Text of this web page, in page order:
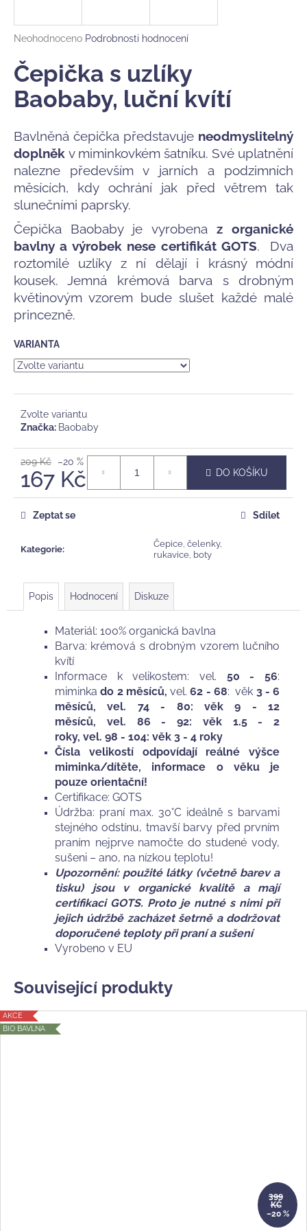
Průměrné
produktu
je
0,0
hvězdiček.
Neohodnoceno Podrobnosti hodnocení
Čepička s uzlíky
Baobaby, luční kvítí
Bavlněná čepička představuje neodmyslitelný
doplněk v miminkovkém šatníku. Své uplatnění
nalezne především v jarních a podzimních
měsících, kdy ochrání jak před větrem tak
slunečními paprsky.
Čepička Baobaby je vyrobena z organické
bavlny a výrobek nese certifikát GOTS. Dva
roztomilé uzlíky z ní dělají i krásný módní
kousek. Jemná krémová barva s drobným
květinovým vzorem bude slušet každé malé
princezně.
VARIANTA
Zvolte variantu
Značka: Baobaby
209 Kč –20 %
167 Kč
Měrná
cena:
DO KOŠÍKU
Kategorie:
Čepice, čelenky,
rukavice, boty
Zeptat se Sdílet
Popis Hodnocení Diskuze
Materiál: 100% organická bavlna
Barva: krémová s drobným vzorem lučního
kvítí
Informace k velikostem: vel. 50 - 56:
miminkado 2 měsíců, vel.62 - 68: věk 3 - 6
měsíců, vel. 74 - 80: věk 9 - 12
měsíců, vel. 86 - 92: věk 1.5 - 2
roky, vel. 98 - 104: věk 3 - 4 roky
Čísla velikostí odpovídají reálné výšce
miminka/dítěte, informace o věku je
pouze orientační!
Certifikace: GOTS
Údržba: praní max. 30°C ideálně s barvami
stejného odstínu, tmavší barvy před prvním
praním nejprve namočte do studené vody,
sušeni – ano, na nízkou teplotu!
Upozornění: použité látky (včetně barev a
tisku) jsou v organické kvalitě a mají
certifikaci GOTS. Proto je nutné s nimi při
jejich údržbě zacházet šetrně a dodržovat
doporučené teploty při praní a sušení
Vyrobeno v EU
Související produkty
AKCE
BIO BAVLNA
399
KČ
–20 %
j
t
?
HLEDAT
D
o
p
o
r
u
č
u
j
e
m
MUŠELÍNOVÁ
BAOBABY,
EVERGREEN
188
Kč
269